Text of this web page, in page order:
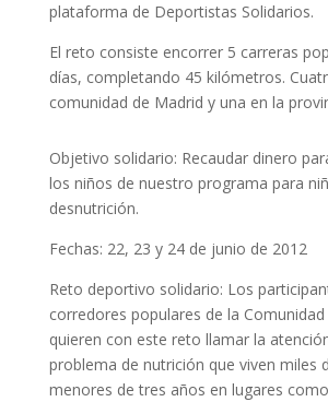
plataforma de Deportistas Solidarios.
El reto consiste encorrer 5 carreras
días, completando 45 kilómetros.
comunidad de Madrid y una en la
Objetivo solidario: Recaudar dinero
los niños de nuestro programa para
desnutrición.
Fechas: 22, 23 y 24 de junio de 2012
Reto deportivo solidario: Los
corredores populares de la
quieren con este reto llamar la
problema de nutrición que viven miles
menores de tres años en lugares